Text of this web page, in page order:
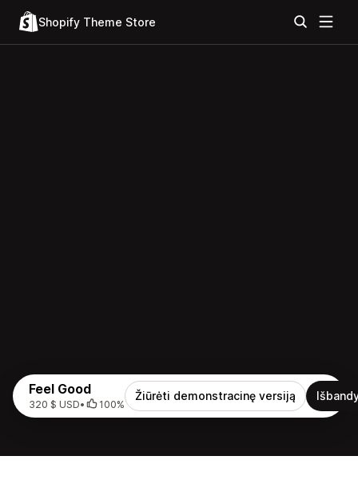
Shopify Theme Store
Feel Good
320 $ USD• 100%
Žiūrėti demonstracinę versiją